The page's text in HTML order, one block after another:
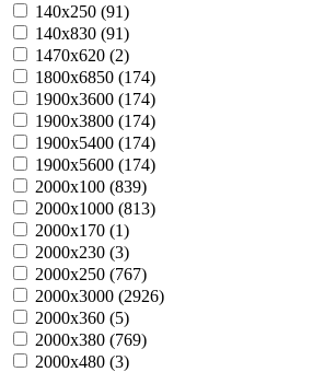
140х250 (91)
140х830 (91)
1470х620 (2)
1800х6850 (174)
1900х3600 (174)
1900х3800 (174)
1900х5400 (174)
1900х5600 (174)
2000х100 (839)
2000х1000 (813)
2000х170 (1)
2000х230 (3)
2000х250 (767)
2000х3000 (2926)
2000х360 (5)
2000х380 (769)
2000х480 (3)